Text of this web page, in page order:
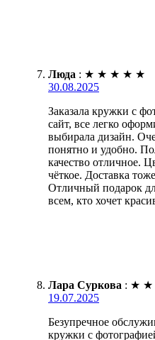
Люда : ★ ★ ★ ★ ★
30.08.2025
Заказала кружки с
сайт, все легко
выбирала дизайн.
понятно и удобно.
качество отличное.
чёткое. Доставка
Отличный подарок
всем, кто хочет
Лара Суркова : ★ ★
19.07.2025
Безупречное
кружки с